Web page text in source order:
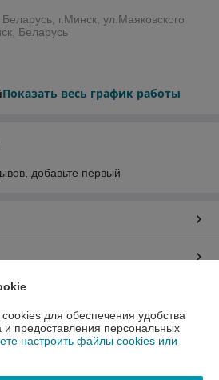
г.Минск, ул.Маяковского
Беларусь
Показать весь график работы
добавьте первый
для обеспечения удобства
и предоставления персональных
настроить файлы cookies или